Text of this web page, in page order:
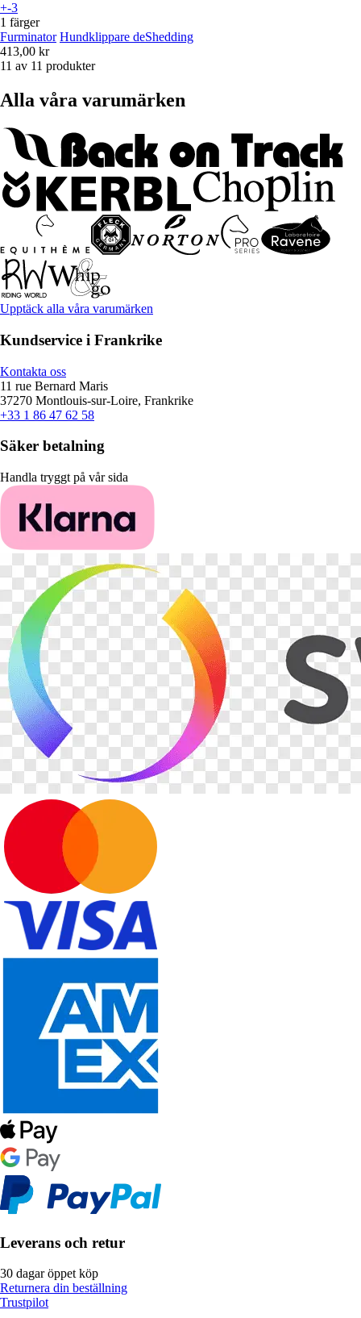
+-3
1 färger
Furminator Hundklippare deShedding
413,00 kr
11 av 11 produkter
Alla våra varumärken
Upptäck alla våra varumärken
Kundservice i Frankrike
Kontakta oss
11 rue Bernard Maris
37270 Montlouis-sur-Loire, Frankrike
+33 1 86 47 62 58
Säker betalning
Handla tryggt på vår sida
Leverans och retur
30 dagar öppet köp
Returnera din beställning
Trustpilot